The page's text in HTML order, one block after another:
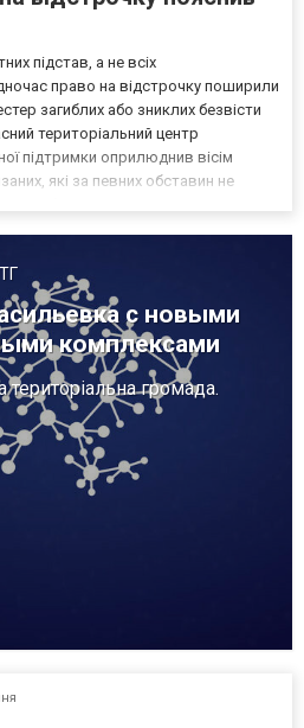
підстав, а не всіх
право на відстрочку поширили
загиблих або зниклих безвісти
територіальний центр
підтримки оприлюднив вісім
які за певних обставин не
с новыми
комплексами
територіальна громада.